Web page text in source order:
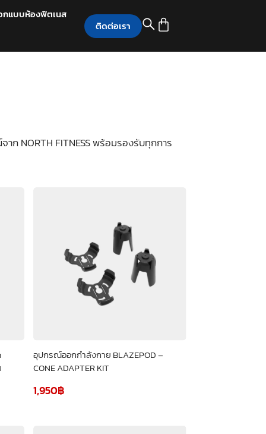
กแบบห้องฟิตเนส
ติดต่อเรา
NORTH FITNESS พร้อมรองรับทุกการ
อุปกรณ์ออกกำลังกาย BLAZEPOD –
CONE ADAPTER KIT
1,950฿